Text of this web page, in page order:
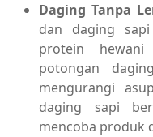
Daging Tanpa
dan daging
protein
potongan
mengurangi
daging sapi
mencoba produk